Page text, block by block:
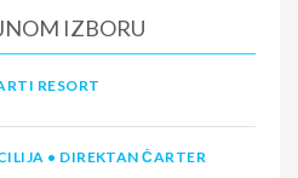
IZBORU
RESORT
• DIREKTAN ČARTER